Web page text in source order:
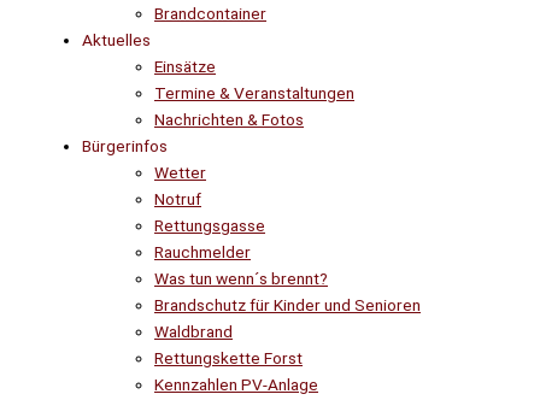
Brandcontainer
Aktuelles
Einsätze
Termine & Veranstaltungen
Nachrichten & Fotos
Bürgerinfos
Wetter
Notruf
Rettungsgasse
Rauchmelder
Was tun wenn´s brennt?
Brandschutz für Kinder und Senioren
Waldbrand
Rettungskette Forst
Kennzahlen PV-Anlage